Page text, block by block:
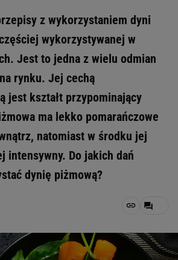
z wykorzystaniem dyni
wykorzystywanej w
Jest to jedna z wielu odmian
rynku. Jej cechą
jest kształt przypominający
ma lekko pomarańczowe
natomiast w środku jej
intensywny. Do jakich dań
dynię piżmową?